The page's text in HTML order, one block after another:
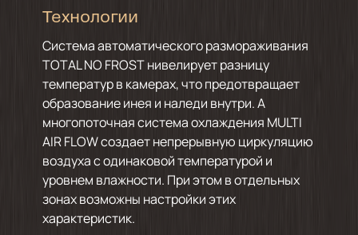
Технологии
Система автоматического размораживания
TOTAL NO FROST нивелирует разницу
температур в камерах, что предотвращает
образование инея и наледи внутри. А
многопоточная система охлаждения MULTI
AIR FLOW создает непрерывную циркуляцию
воздуха с одинаковой температурой и
уровнем влажности. При этом в отдельных
зонах возможны настройки этих
характеристик.